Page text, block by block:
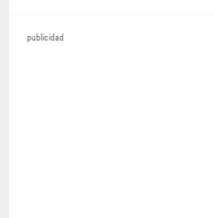
publicidad